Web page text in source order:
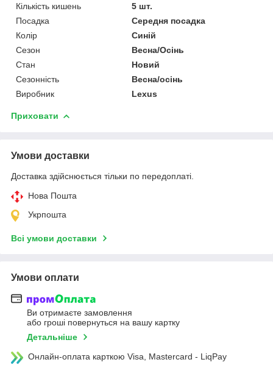
Кількість кишень
5 шт.
Посадка
Середня посадка
Колір
Синій
Сезон
Весна/Осінь
Стан
Новий
Сезонність
Весна/осінь
Виробник
Lexus
Приховати
Умови доставки
Доставка здійснюється тільки по передоплаті.
Нова Пошта
Укрпошта
Всі умови доставки
Умови оплати
Ви отримаєте замовлення
або гроші повернуться на вашу картку
Детальніше
Онлайн-оплата карткою Visa, Mastercard - LiqPay